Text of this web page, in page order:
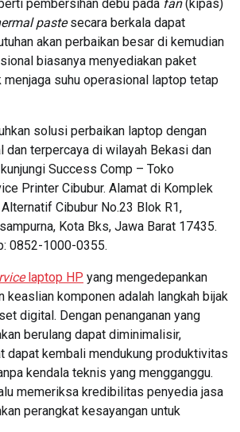
pembersihan debu pada fan(kipas)
pastesecara berkala dapat
akan perbaikan besar di kemudian
biasanya menyediakan paket
menjaga suhu operasional laptop tetap
solusi perbaikan laptop dengan
dan terpercaya di wilayah Bekasi dan
Success Comp – Toko
Printer Cibubur. Alamat di Komplek
Alternatif Cibubur No.23 Blok R1,
Kota Bks, Jawa Barat 17435.
0852-1000-0355.
laptop HP yang mengedepankan
keaslian komponen adalah langkah bijak
digital. Dengan penanganan yang
berulang dapat diminimalisir,
dapat kembali mendukung produktivitas
kendala teknis yang mengganggu.
memeriksa kredibilitas penyedia jasa
perangkat kesayangan untuk